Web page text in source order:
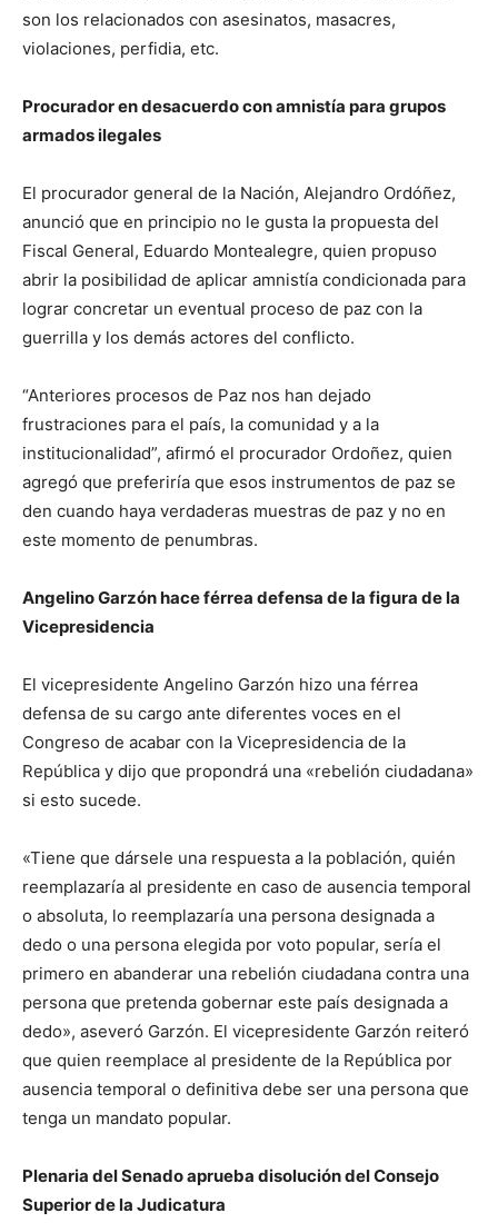
son los relacionados con asesinatos, masacres,
violaciones, perfidia, etc.
Procurador en desacuerdo con amnistía para grupos
armados ilegales
El procurador general de la Nación, Alejandro Ordóñez,
anunció que en principio no le gusta la propuesta del
Fiscal General, Eduardo Montealegre, quien propuso
abrir la posibilidad de aplicar amnistía condicionada para
lograr concretar un eventual proceso de paz con la
guerrilla y los demás actores del conflicto.
“Anteriores procesos de Paz nos han dejado
frustraciones para el país, la comunidad y a la
institucionalidad”, afirmó el procurador Ordoñez, quien
agregó que preferiría que esos instrumentos de paz se
den cuando haya verdaderas muestras de paz y no en
este momento de penumbras.
Angelino Garzón hace férrea defensa de la figura de la
Vicepresidencia
El vicepresidente Angelino Garzón hizo una férrea
defensa de su cargo ante diferentes voces en el
Congreso de acabar con la Vicepresidencia de la
República y dijo que propondrá una «rebelión ciudadana»
si esto sucede.
«Tiene que dársele una respuesta a la población, quién
reemplazaría al presidente en caso de ausencia temporal
o absoluta, lo reemplazaría una persona designada a
dedo o una persona elegida por voto popular, sería el
primero en abanderar una rebelión ciudadana contra una
persona que pretenda gobernar este país designada a
dedo», aseveró Garzón. El vicepresidente Garzón reiteró
que quien reemplace al presidente de la República por
ausencia temporal o definitiva debe ser una persona que
tenga un mandato popular.
Plenaria del Senado aprueba disolución del Consejo
Superior de la Judicatura